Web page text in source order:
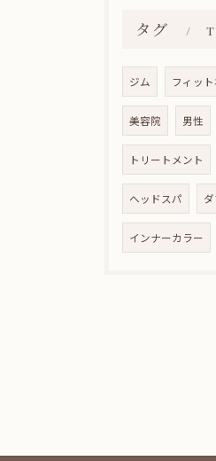
タグ
ジム フィット
美容院 男性
トリートメント
ヘッドスパ
インナーカラー